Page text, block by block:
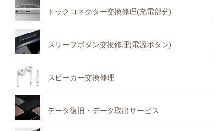
ドックコネクター交換修理(充電部分)
スリープボタン交換修理(電源ボタン)
スピーカー交換修理
データ復旧・データ取出サービス